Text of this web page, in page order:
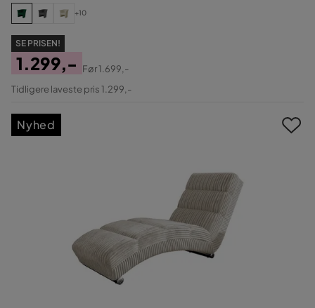
+10
SE PRISEN!
Pris
1.299,-
Original
Før1.699,-
Tidligere laveste pris 1.299,-
Nyhed